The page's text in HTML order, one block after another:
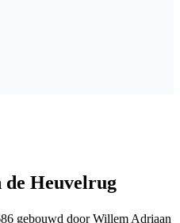
de Heuvelrug
gebouwd door Willem Adriaan